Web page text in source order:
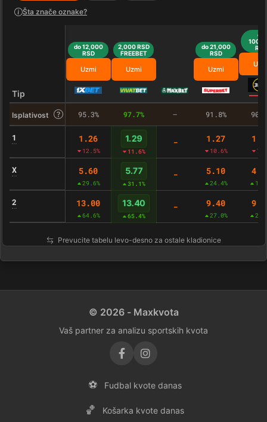
Šta znače oznake?
Tip
do 12,000
RSD
Uzmi
2,000 RSD
FREEBET
Uzmi
do 21,000
RSD
Uzmi
do
RSD
Isplativost 95.3% 97.7% – 91.8%
1 1.26
12.5%
1.29
11.6%
- 1.27
10.6%
X 5.60
29.6%
5.77
31.1%
- 5.10
24.4%
2 13.00
64.6%
13.40
65.4%
- 9.40
27.0%
Prevucite tabelu levo-desno za ostale kladionice
© 2026 - Maxkvota
Vaš partner za analizu sportskih kvota
⚽ Fudbal kvote danas
🏀 Košarka kvote danas